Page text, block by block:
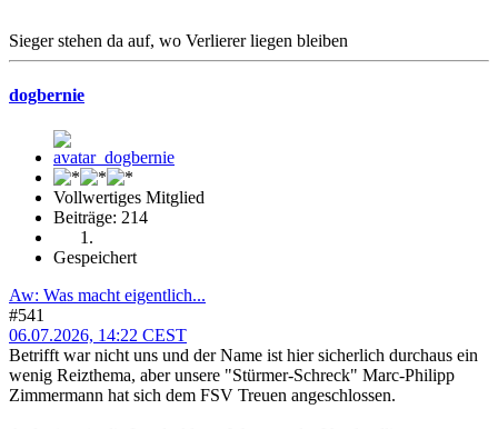
Sieger stehen da auf, wo Verlierer liegen bleiben
dogbernie
Vollwertiges Mitglied
Beiträge: 214
Gespeichert
Aw: Was macht eigentlich...
#541
06.07.2026, 14:22 CEST
Betrifft war nicht uns und der Name ist hier sicherlich durchaus ein
wenig Reizthema, aber unsere "Stürmer-Schreck" Marc-Philipp
Zimmermann hat sich dem FSV Treuen angeschlossen.